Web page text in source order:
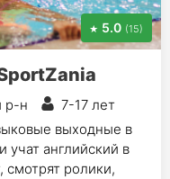
5.0 (15)
р-н
7-17 лет
выходные в
учат английский в
смотрят ролики,